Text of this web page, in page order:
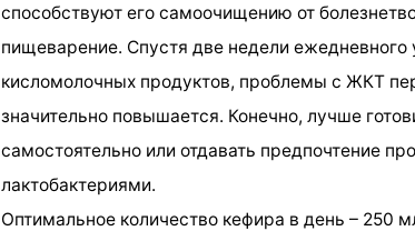
способствуют его самоочищению от
пищеварение. Спустя две недели ежедневного
кисломолочных продуктов, проблемы с ЖКТ
значительно повышается. Конечно, лучше
самостоятельно или отдавать предпочтение
лактобактериями.
Оптимальное количество кефира в день – 250